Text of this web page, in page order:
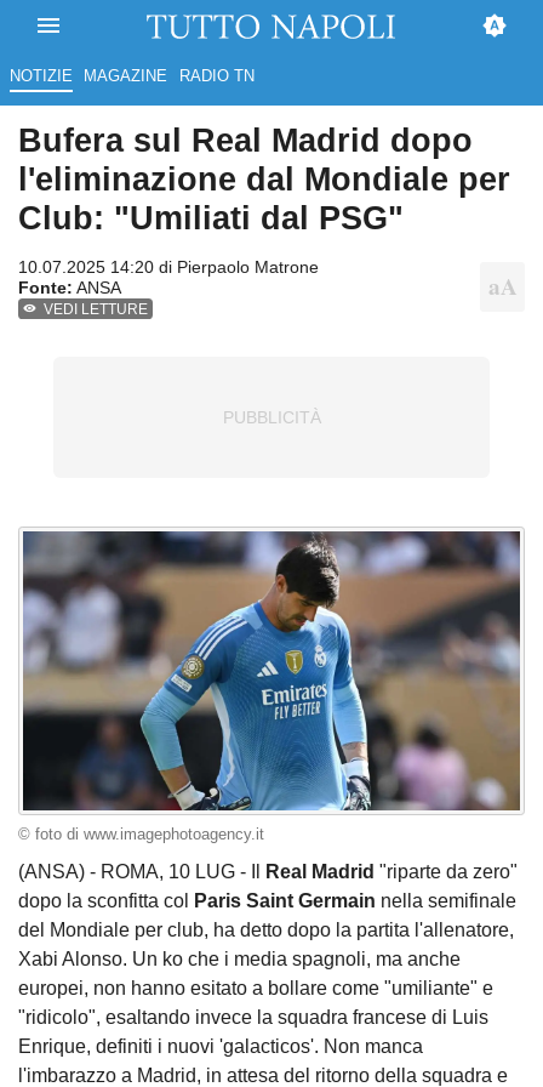
NOTIZIE MAGAZINE RADIO TN
Bufera sul Real Madrid dopo
l'eliminazione dal Mondiale per
Club: "Umiliati dal PSG"
10.07.2025 14:20 di Pierpaolo Matrone
Fonte: ANSA
VEDI LETTURE
© foto di www.imagephotoagency.it
(ANSA) - ROMA, 10 LUG - Il Real Madrid "riparte da zero"
dopo la sconfitta col
Paris Saint Germain nella semifinale
del Mondiale per club, ha detto dopo la partita l'allenatore,
Xabi Alonso. Un ko che i media spagnoli, ma anche
europei, non hanno esitato a bollare come "umiliante" e
"ridicolo", esaltando invece la squadra francese di Luis
Enrique, definiti i nuovi 'galacticos'. Non manca
l'imbarazzo a Madrid, in attesa del ritorno della squadra e